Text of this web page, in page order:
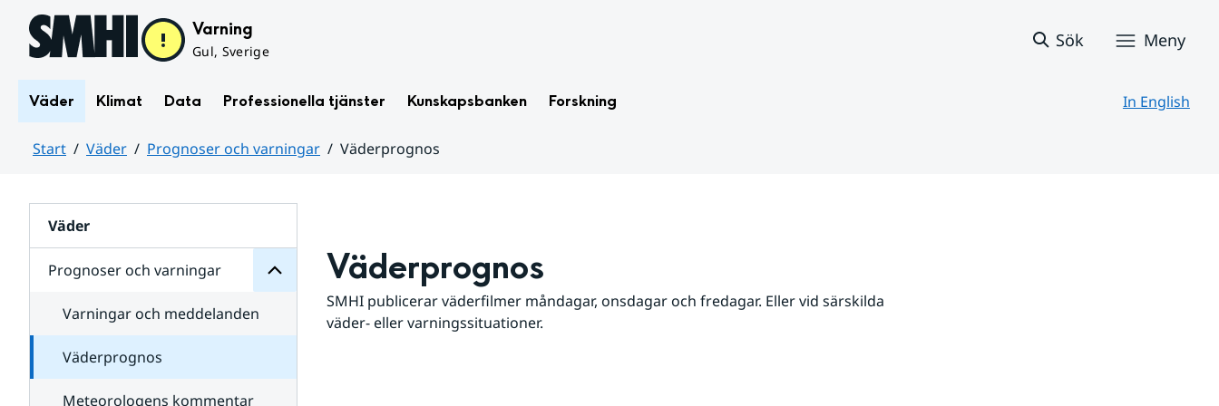
Hoppa till sidans innehåll Varning
Gul, Sverige
Sök Meny
Väder Klimat Data Professionella tjänster Kunskapsbanken Forskning In English
Start Väder Prognoser och varningar
Väderprognos
Väder
Prognoser och varningar
för
varningar
Varningar och meddelanden
Väderprognos
Meteorologens kommentar
Väderprognos
SMHI publicerar väderfilmer måndagar, onsdagar och fredagar. Eller vid särskilda
väder- eller varningssituationer.